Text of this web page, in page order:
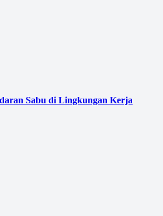
Sabu di Lingkungan Kerja